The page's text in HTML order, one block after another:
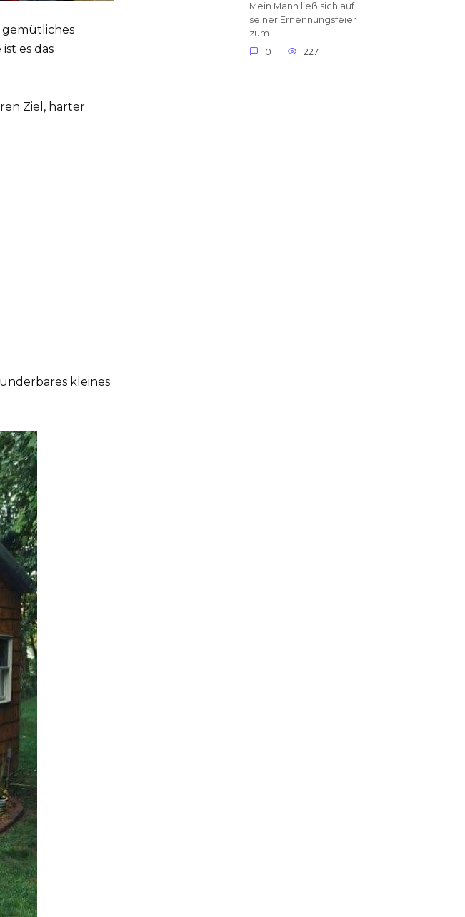
gemütliches
es das
Ziel, harter
kleines
Mein Mann ließ sich auf
seiner Ernennungsfeier
zum
0
227